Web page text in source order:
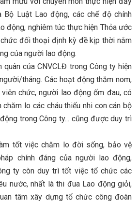
Luật Lao động, các chế độ chính
động, nghiêm túc thực hiện Thỏa ước
đối thoại định kỳ đề kịp thời nắm
của người lao động.
của CNVCLĐ trong Công ty hiện
tháng. Các hoạt động thăm nom,
chức, người lao động ốm đau, có
chăm lo các cháu thiếu nhi con cán bộ
trong Công ty... cũng được duy trì
việc chăm lo đời sống, bảo vệ
chính đáng của người lao động,
ty còn duy trì tốt việc tổ chức các
nước, nhất là thi đua Lao động giỏi,
tâm xây dựng tổ chức công đoàn